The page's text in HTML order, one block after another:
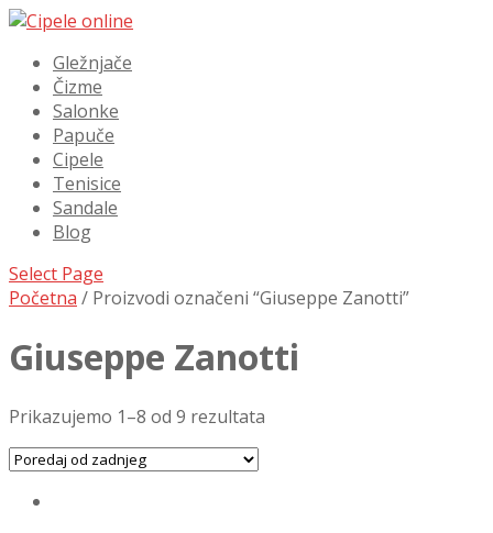
Gležnjače
Čizme
Salonke
Papuče
Cipele
Tenisice
Sandale
Blog
Select Page
Početna / Proizvodi označeni “Giuseppe Zanotti”
Giuseppe Zanotti
Prikazujemo 1–8 od 9 rezultata